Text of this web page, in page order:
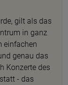
gilt als das
in ganz
einfachen
genau das
Konzerte des
- das